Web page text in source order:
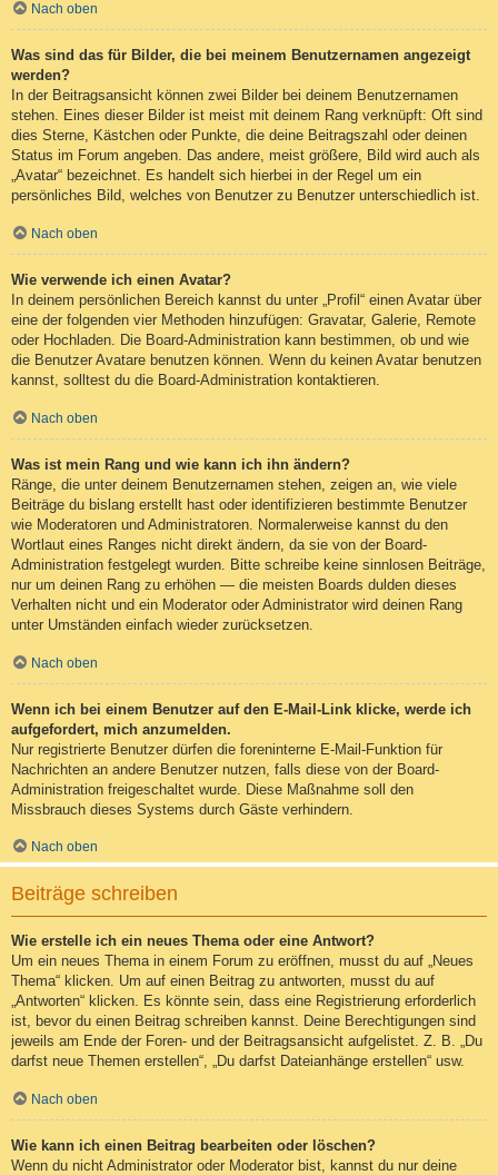
Nach oben
Was sind das für Bilder, die bei meinem Benutzernamen angezeigt
werden?
In der Beitragsansicht können zwei Bilder bei deinem Benutzernamen
stehen. Eines dieser Bilder ist meist mit deinem Rang verknüpft: Oft sind
dies Sterne, Kästchen oder Punkte, die deine Beitragszahl oder deinen
Status im Forum angeben. Das andere, meist größere, Bild wird auch als
„Avatar“ bezeichnet. Es handelt sich hierbei in der Regel um ein
persönliches Bild, welches von Benutzer zu Benutzer unterschiedlich ist.
Nach oben
Wie verwende ich einen Avatar?
In deinem persönlichen Bereich kannst du unter „Profil“ einen Avatar über
eine der folgenden vier Methoden hinzufügen: Gravatar, Galerie, Remote
oder Hochladen. Die Board-Administration kann bestimmen, ob und wie
die Benutzer Avatare benutzen können. Wenn du keinen Avatar benutzen
kannst, solltest du die Board-Administration kontaktieren.
Nach oben
Was ist mein Rang und wie kann ich ihn ändern?
Ränge, die unter deinem Benutzernamen stehen, zeigen an, wie viele
Beiträge du bislang erstellt hast oder identifizieren bestimmte Benutzer
wie Moderatoren und Administratoren. Normalerweise kannst du den
Wortlaut eines Ranges nicht direkt ändern, da sie von der Board-
Administration festgelegt wurden. Bitte schreibe keine sinnlosen Beiträge,
nur um deinen Rang zu erhöhen — die meisten Boards dulden dieses
Verhalten nicht und ein Moderator oder Administrator wird deinen Rang
unter Umständen einfach wieder zurücksetzen.
Nach oben
Wenn ich bei einem Benutzer auf den E-Mail-Link klicke, werde ich
aufgefordert, mich anzumelden.
Nur registrierte Benutzer dürfen die foreninterne E-Mail-Funktion für
Nachrichten an andere Benutzer nutzen, falls diese von der Board-
Administration freigeschaltet wurde. Diese Maßnahme soll den
Missbrauch dieses Systems durch Gäste verhindern.
Nach oben
Beiträge schreiben
Wie erstelle ich ein neues Thema oder eine Antwort?
Um ein neues Thema in einem Forum zu eröffnen, musst du auf „Neues
Thema“ klicken. Um auf einen Beitrag zu antworten, musst du auf
„Antworten“ klicken. Es könnte sein, dass eine Registrierung erforderlich
ist, bevor du einen Beitrag schreiben kannst. Deine Berechtigungen sind
jeweils am Ende der Foren- und der Beitragsansicht aufgelistet. Z. B. „Du
darfst neue Themen erstellen“, „Du darfst Dateianhänge erstellen“ usw.
Nach oben
Wie kann ich einen Beitrag bearbeiten oder löschen?
Wenn du nicht Administrator oder Moderator bist, kannst du nur deine